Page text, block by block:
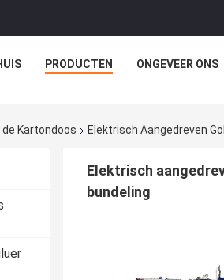
PRODUCTEN ONGEVEER ONS
Kartondoos Elektrisch Aangedreven
Elektrisch
bundeling